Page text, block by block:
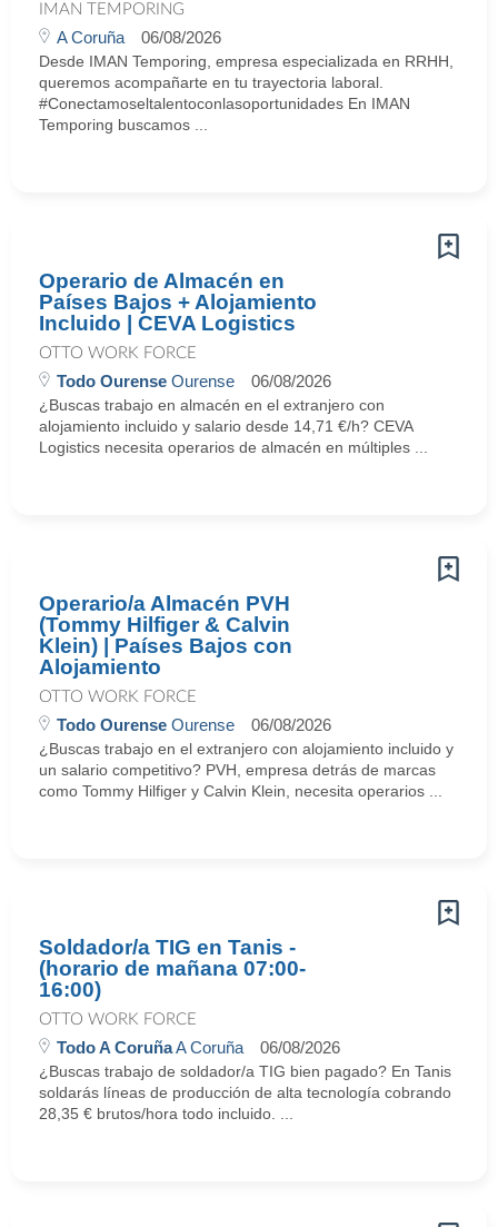
IMAN TEMPORING
A Coruña 06/08/2026
Desde IMAN Temporing, empresa especializada en RRHH,
queremos acompañarte en tu trayectoria laboral.
#Conectamoseltalentoconlasoportunidades En IMAN
Temporing buscamos ...
Operario de Almacén en
Países Bajos + Alojamiento
Incluido | CEVA Logistics
OTTO WORK FORCE
Todo Ourense Ourense 06/08/2026
¿Buscas trabajo en almacén en el extranjero con
alojamiento incluido y salario desde 14,71 €/h? CEVA
Logistics necesita operarios de almacén en múltiples ...
Operario/a Almacén PVH
(Tommy Hilfiger & Calvin
Klein) | Países Bajos con
Alojamiento
OTTO WORK FORCE
Todo Ourense Ourense 06/08/2026
¿Buscas trabajo en el extranjero con alojamiento incluido y
un salario competitivo? PVH, empresa detrás de marcas
como Tommy Hilfiger y Calvin Klein, necesita operarios ...
Soldador/a TIG en Tanis -
(horario de mañana 07:00-
16:00)
OTTO WORK FORCE
Todo A CoruñaA Coruña 06/08/2026
¿Buscas trabajo de soldador/a TIG bien pagado? En Tanis
soldarás líneas de producción de alta tecnología cobrando
28,35 € brutos/hora todo incluido. ...